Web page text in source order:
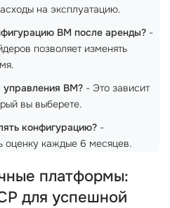
на эксплуатацию.
ВМ после аренды? -
позволяет изменять
управления ВМ? - Это зависит
вы выберете.
конфигурацию? -
оценку каждые 6 месяцев.
платформы:
для успешной